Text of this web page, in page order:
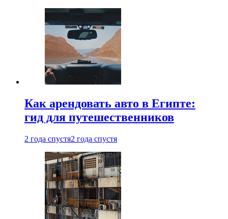
Как арендовать авто в Египте:
гид для путешественников
2 года спустя2 года спустя